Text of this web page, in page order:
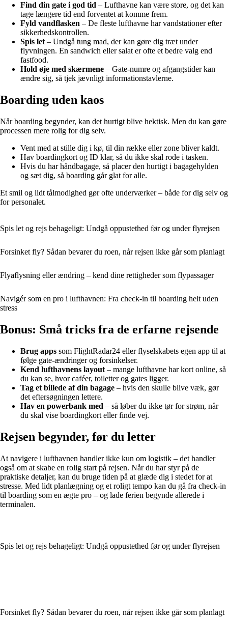
Find din gate i god tid – Lufthavne kan være store, og det kan
tage længere tid end forventet at komme frem.
Fyld vandflasken – De fleste lufthavne har vandstationer efter
sikkerhedskontrollen.
Spis let – Undgå tung mad, der kan gøre dig træt under
flyvningen. En sandwich eller salat er ofte et bedre valg end
fastfood.
Hold øje med skærmene – Gate-numre og afgangstider kan
ændre sig, så tjek jævnligt informationstavlerne.
Boarding uden kaos
Når boarding begynder, kan det hurtigt blive hektisk. Men du kan gøre
processen mere rolig for dig selv.
Vent med at stille dig i kø, til din række eller zone bliver kaldt.
Hav boardingkort og ID klar, så du ikke skal rode i tasken.
Hvis du har håndbagage, så placer den hurtigt i bagagehylden
og sæt dig, så boarding går glat for alle.
Et smil og lidt tålmodighed gør ofte underværker – både for dig selv og
for personalet.
Spis let og rejs behageligt: Undgå oppustethed før og under flyrejsen
Forsinket fly? Sådan bevarer du roen, når rejsen ikke går som planlagt
Flyaflysning eller ændring – kend dine rettigheder som flypassager
Navigér som en pro i lufthavnen: Fra check-in til boarding helt uden
stress
Bonus: Små tricks fra de erfarne rejsende
Brug apps som FlightRadar24 eller flyselskabets egen app til at
følge gate-ændringer og forsinkelser.
Kend lufthavnens layout – mange lufthavne har kort online, så
du kan se, hvor caféer, toiletter og gates ligger.
Tag et billede af din bagage – hvis den skulle blive væk, gør
det eftersøgningen lettere.
Hav en powerbank med – så løber du ikke tør for strøm, når
du skal vise boardingkort eller finde vej.
Rejsen begynder, før du letter
At navigere i lufthavnen handler ikke kun om logistik – det handler
også om at skabe en rolig start på rejsen. Når du har styr på de
praktiske detaljer, kan du bruge tiden på at glæde dig i stedet for at
stresse. Med lidt planlægning og et roligt tempo kan du gå fra check-in
til boarding som en ægte pro – og lade ferien begynde allerede i
terminalen.
Spis let og rejs behageligt: Undgå oppustethed før og under flyrejsen
Forsinket fly? Sådan bevarer du roen, når rejsen ikke går som planlagt